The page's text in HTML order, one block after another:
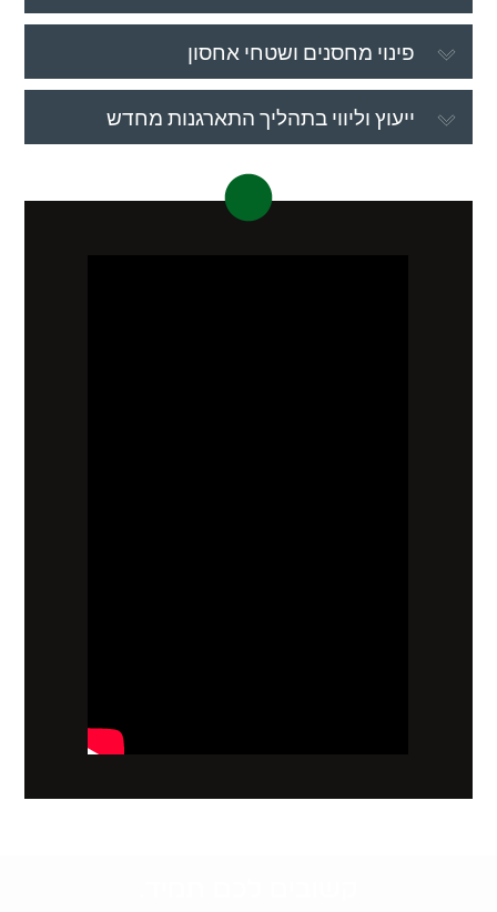
פינוי מחסנים ושטחי אחסון
ייעוץ וליווי בתהליך התארגנות מחדש